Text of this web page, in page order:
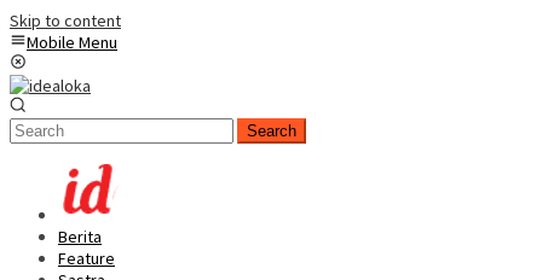
Skip to content
Mobile Menu
Search
Berita
Feature